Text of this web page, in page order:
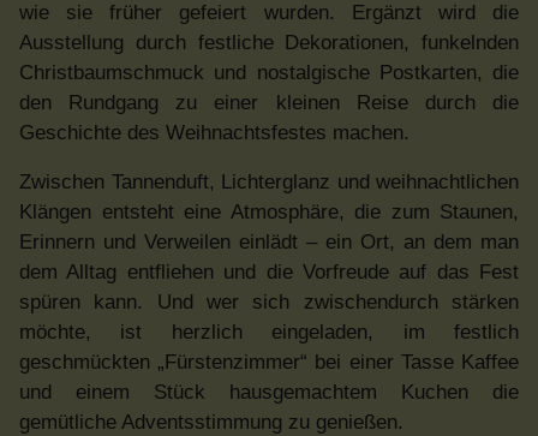
wie sie früher gefeiert wurden. Ergänzt wird die
Ausstellung durch festliche Dekorationen, funkelnden
Christbaumschmuck und nostalgische Postkarten, die
den Rundgang zu einer kleinen Reise durch die
Geschichte des Weihnachtsfestes machen.
Zwischen Tannenduft, Lichterglanz und weihnachtlichen
Klängen entsteht eine Atmosphäre, die zum Staunen,
Erinnern und Verweilen einlädt – ein Ort, an dem man
dem Alltag entfliehen und die Vorfreude auf das Fest
spüren kann. Und wer sich zwischendurch stärken
möchte, ist herzlich eingeladen, im festlich
geschmückten „Fürstenzimmer“ bei einer Tasse Kaffee
und einem Stück hausgemachtem Kuchen die
gemütliche Adventsstimmung zu genießen.